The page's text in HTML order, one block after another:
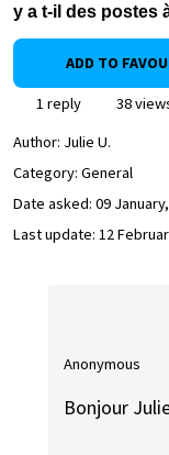
y a t-il des postes
ADD TO
1 reply
38
Author: Julie U.
Category: General
Date asked: 09
Last update: 12
Anonymous
Bonjour